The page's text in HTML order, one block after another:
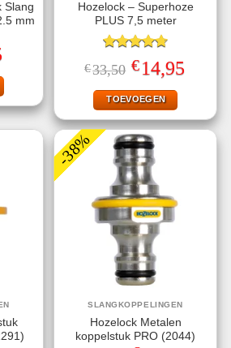
Slang
mm
is:
€4,95.
Hozelock – Superhoze
PLUS 7,5 meter
Gewaardeerd
4.75uit 5
€33,50 Oorspronkelijke
prijs
was:
€33,50.
€14,95prijs
TOEVOEGEN
-38%
SLANGKOPPELINGEN
Hozelock Metalen
koppelstuk PRO (2044)